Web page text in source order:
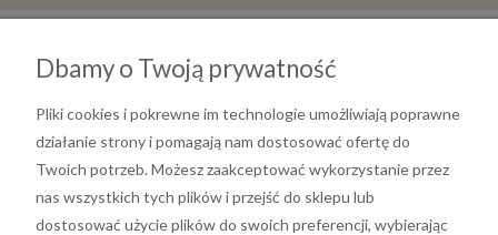
Dbamy o Twoją prywatność
Pliki cookies i pokrewne im technologie umożliwiają poprawne
działanie strony i pomagają nam dostosować ofertę do
Twoich potrzeb. Możesz zaakceptować wykorzystanie przez
nas wszystkich tych plików i przejść do sklepu lub
dostosować użycie plików do swoich preferencji, wybierając